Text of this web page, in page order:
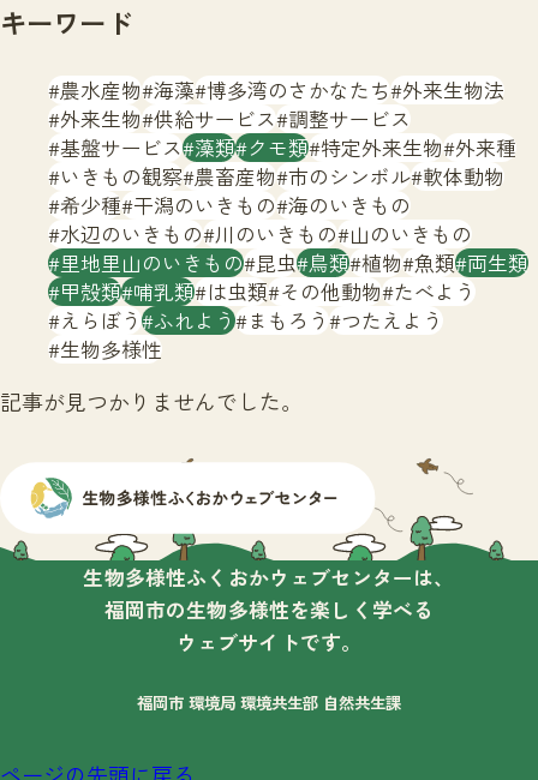
文字サイズ 小 中 大
生物多様性ふくおかウェブセンターとは
サイトマップ
キーワード
農水産物 海藻 博多湾のさかなたち 外来生物法
外来生物 供給サービス 調整サービス
基盤サービス 藻類 クモ類 特定外来生物 外来種
いきもの観察 農畜産物 市のシンボル 軟体動物
希少種 干潟のいきもの 海のいきもの
水辺のいきもの 川のいきもの 山のいきもの
里地里山のいきもの 昆虫 鳥類 植物 魚類 両生類
甲殻類 哺乳類 は虫類 その他動物 たべよう
えらぼう ふれよう まもろう つたえよう
生物多様性
記事が見つかりませんでした。
生物多様性ふくおかウェブセンターは、
福岡市の生物多様性を楽しく学べる
ウェブサイトです。
福岡市 環境局 環境共生部 自然共生課